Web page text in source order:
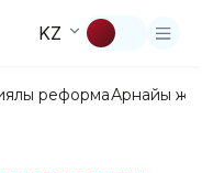
KZ
реформаАрнайы